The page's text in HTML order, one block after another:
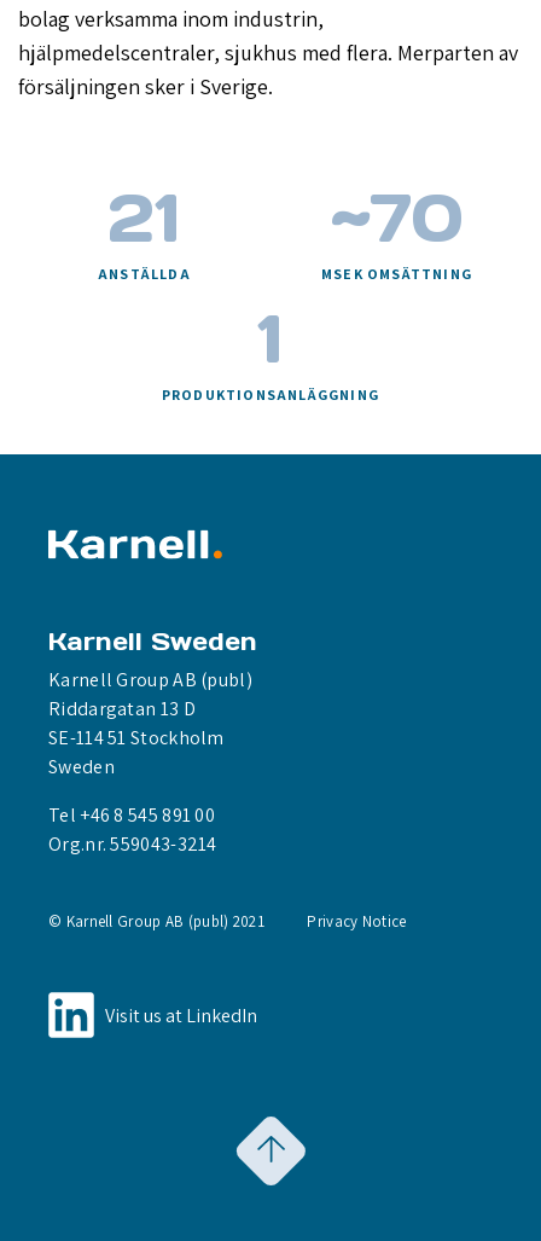
bolag verksamma inom industrin,
hjälpmedelscentraler, sjukhus med flera. Merparten av
försäljningen sker i Sverige.
21
ANSTÄLLDA
~70
MSEK OMSÄTTNING
1
PRODUKTIONSANLÄGGNING
Karnell Sweden
Karnell Group AB (publ)
Riddargatan 13 D
SE-114 51 Stockholm
Sweden
Tel +46 8 545 891 00
Org.nr. 559043-3214
© Karnell Group AB (publ) 2021 Privacy Notice
Visit us at LinkedIn